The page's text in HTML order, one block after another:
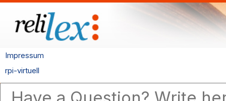
Impressum
rpi-virtuell